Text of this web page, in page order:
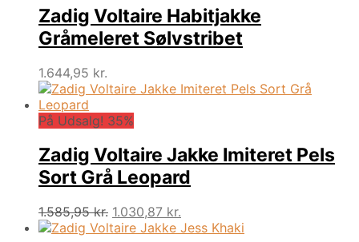
Zadig Voltaire Habitjakke
Gråmeleret Sølvstribet
1.644,95 kr.
På Udsalg! 35%
Zadig Voltaire Jakke Imiteret Pels
Sort Grå Leopard
1.585,95kr. Den
oprindelige
1.030,87 kr.
aktuelle